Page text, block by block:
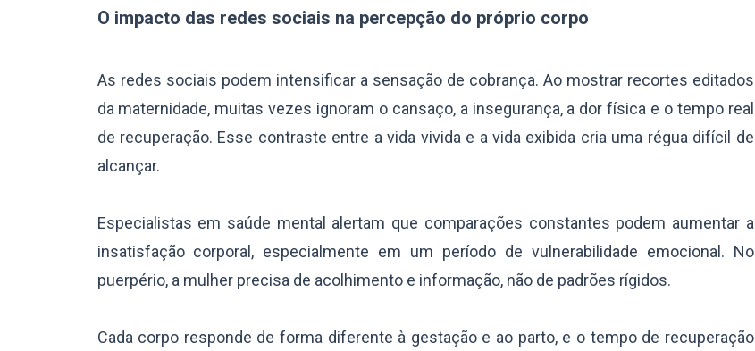
O impacto das redes sociais na percepção do próprio corpo
As redes sociais podem intensificar a sensação de cobrança. Ao mostrar recortes editados
da maternidade, muitas vezes ignoram o cansaço, a insegurança, a dor física e o tempo real
de recuperação. Esse contraste entre a vida vivida e a vida exibida cria uma régua difícil de
alcançar.
Especialistas em saúde mental alertam que comparações constantes podem aumentar a
insatisfação corporal, especialmente em um período de vulnerabilidade emocional. No
puerpério, a mulher precisa de acolhimento e informação, não de padrões rígidos.
Cada corpo responde de forma diferente à gestação e ao parto, e o tempo de recuperação